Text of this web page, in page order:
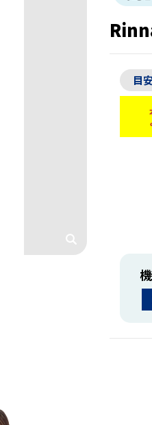
目